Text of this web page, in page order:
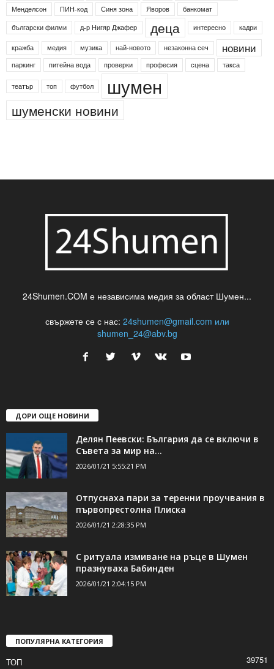
Менделсон
ПИН-код Синя зона Яворов
банкомат
български филми
д-р Нигяр Джафер деца интересно кадри
кражба медия музика най-новото незаконна сеч новини
паркинг питейна вода проверки професия сцена такса
театър топ футбол шумен
шуменски новини
24Shumen.COM е независима медия за област Шумен...
свържете се с нас: 24shumen@gmail.com или
shumen_24@abv.bg
ДОРИ ОЩЕ НОВИНИ
Делян Пеевски: България да се включи в
Съвета за мир на...
2026/01/21 5:55:21 PM
Отпуснаха пари за теренни проучвания в
първопрестолна Плиска
2026/01/21 2:28:35 PM
С ритуала измиване на ръце в Шумен
празнуваха Бабинден
2026/01/21 2:04:15 PM
ПОПУЛЯРНА КАТЕГОРИЯ
ТОП 39751